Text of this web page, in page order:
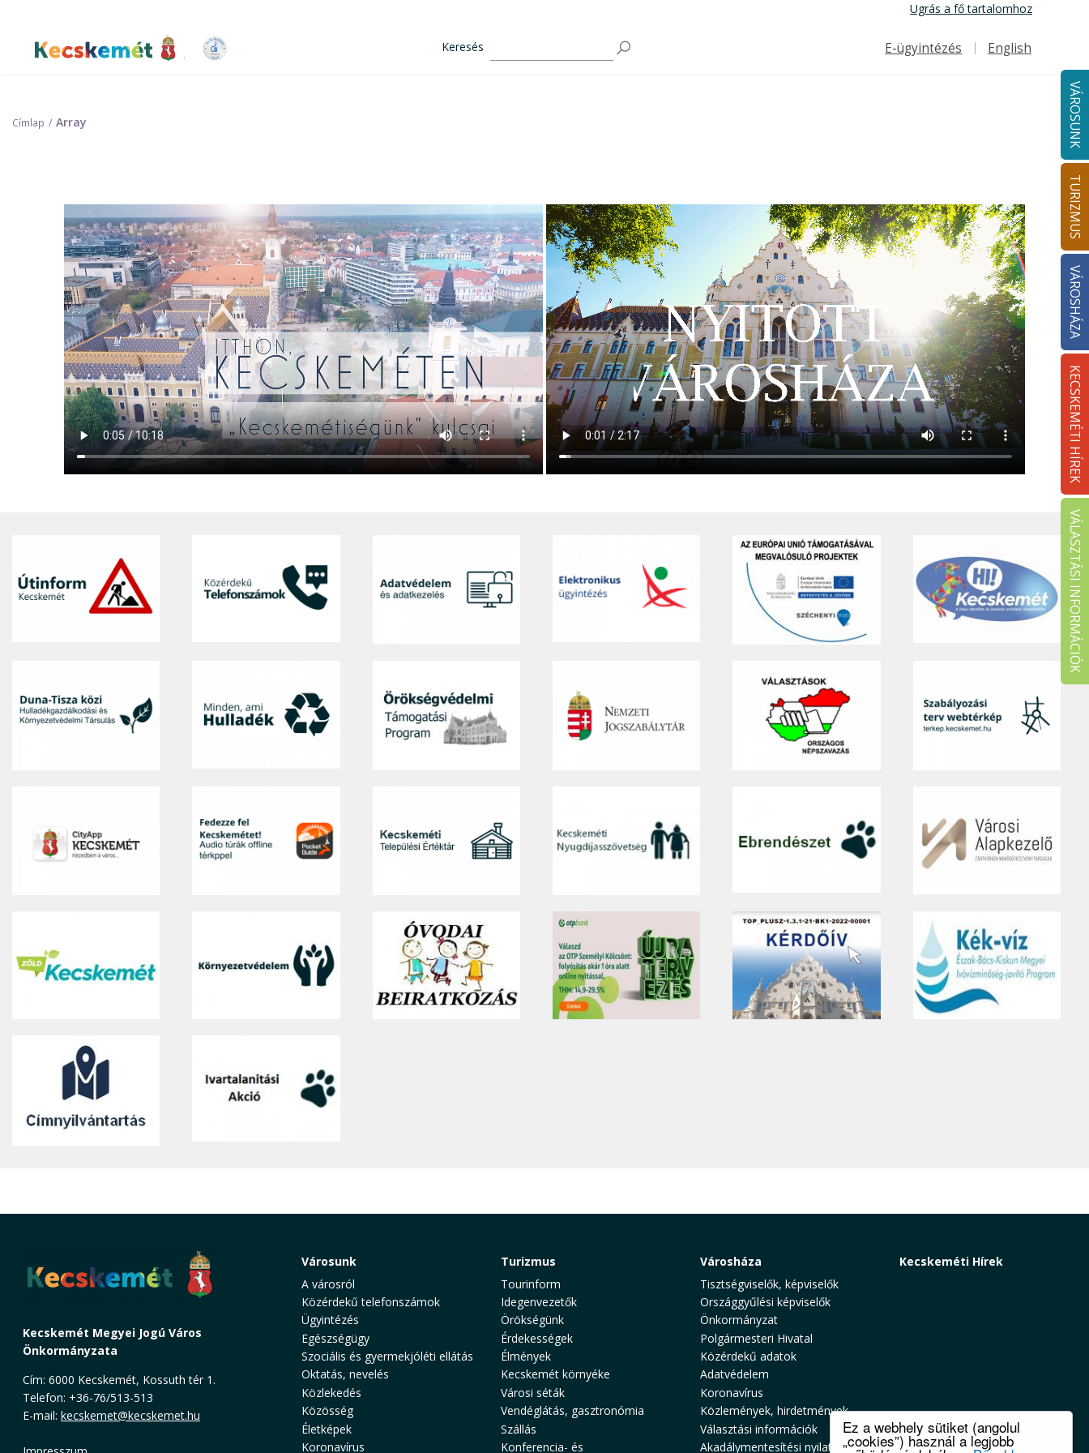
Ez a webhely sütiket (angolul
„cookies”) használ a legjobb
tartalomra
Ugrás a fő tartalomhoz
Kecskemét Város Honlapja
Keresés
Felső navigáció
E-ügyintézés English
VÁROSUNK
TURIZMUS
VÁROSHÁZA
KECSKEMÉTI HÍREK
VÁLASZTÁSI INFORMÁCIÓK
Címlap Array
Kecskemét Megyei Jogú Város
Önkormányzata
Cím: 6000 Kecskemét, Kossuth tér 1.
Telefon: +36-76/513-513
E-mail: kecskemet@kecskemet.hu
Városunk
A városról
Közérdekű telefonszámok
Ügyintézés
Egészségügy
Szociális és gyermekjóléti ellátás
Oktatás, nevelés
Közlekedés
Közösség
Életképek
Koronavírus
Turizmus
Tourinform
Idegenvezetők
Örökségünk
Érdekességek
Élmények
Kecskemét környéke
Városi séták
Vendéglátás, gasztronómia
Szállás
Konferencia- és
Városháza
Tisztségviselők, képviselők
Országgyűlési képviselők
Önkormányzat
Polgármesteri Hivatal
Közérdekű adatok
Adatvédelem
Koronavírus
Közlemények, hirdetmények
Választási információk
Akadálymentesítési nyilatkozat
Kecskeméti Hírek